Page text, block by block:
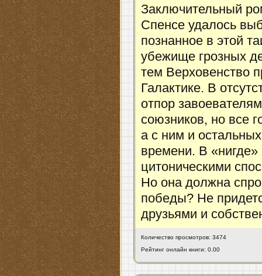
Заключительный
Cпенсе удалось
познанное в этой
убежище грозных
тем Верховенство
Галактике. В
отпор
союзников, но все
а с ним и
времени. В
цитоническими
Но она должна
победы? Не
друзьями и
Количество просмотров: 3474
Рейтинг онлайн книги: 0.00